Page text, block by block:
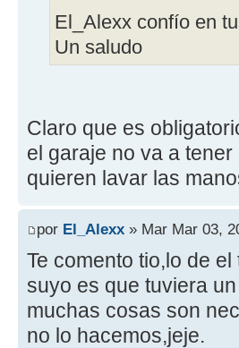
El_Alexx confío en
Un saludo
Claro que es
el garaje no va a
quieren lavar las
por El_Alexx » Mar Mar 03,
Te comento tio,lo de
suyo es que tuviera
muchas cosas son
no lo hacemos,jeje.